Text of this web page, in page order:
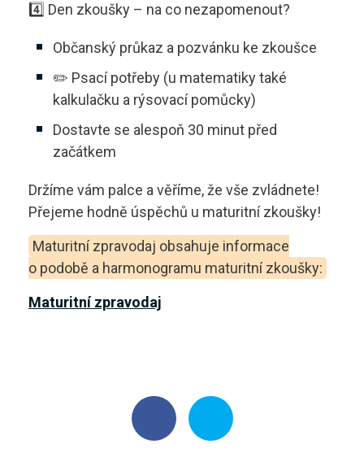
4️⃣ Den zkoušky – na co nezapomenout?
Občanský průkaz a pozvánku ke zkoušce
✏️ Psací potřeby (u matematiky také
kalkulačku a rýsovací pomůcky)
Dostavte se alespoň 30 minut před
začátkem
Držíme vám palce a věříme, že vše zvládnete!
Přejeme hodně úspěchů u maturitní zkoušky!
Maturitní zpravodaj obsahuje informace
o podobě a harmonogramu maturitní zkoušky:
Maturitní zpravodaj